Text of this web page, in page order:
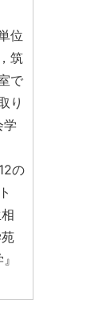
位
筑
で
り
学
の